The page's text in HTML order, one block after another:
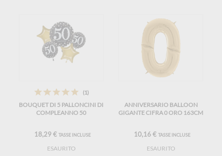
(1)
BOUQUET DI 5 PALLONCINI DI
COMPLEANNO 50
18,29 € TASSE INCLUSE
ESAURITO
ANNIVERSARIO BALLOON
GIGANTE CIFRA 0 ORO 163CM
10,16 € TASSE INCLUSE
ESAURITO